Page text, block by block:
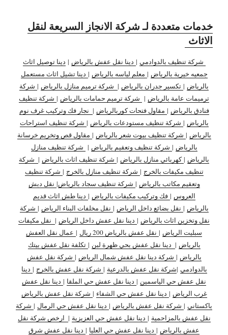
خدمات متعددة لـ شركة الانجاز السريعة لنقل
الاثاث
شركة تنظيف بالدوادمي | دينا نقل عفش بالرياض | دينا توصيل اثاث
جمعيه خيرية بالرياض | معلم لياسه بالرياض | دينا تشيل اثاث مستعمل
بالرياض | تكسير جدران بالرياض | شركة ترميم منازل بالرياض | شركة
ترميمات عامة بالرياض | شركة ترميم حمامات بالرياض | شركة تنظيف
فنادق بالرياض | مقاول فتحات كوربالرياض | نجار فك وتركيب غرف نوم
بالرياض | شركة تنظيف مستودعات بالرياض | شركة تنظيف استراحات
بالرياض | شركة تنظيف بيوت شعر بالرياض | مقاول قص وتخريم خرسانة
بالرياض | شركة تنظيف وتعقيم بالرياض | شركة تنظيف منازل
بالرياض | كهربائي منازل بالرياض | شركة تنظيف اثاث بالرياض | شركة
تنظيف مكيفات بالخرج | شركة تنظيف منازل بالخرج | شركة تنظيف
وتعقيم مكاتب بالرياض | شركة تنظيف سجاد بالرياض| نقل دبش
العروس | فك وتركيب مكيفات بالرياض | دينا طش اثاث قديم
بالرياض | نقل بضائع داخل الرياض | نقل مخلفات البناء الرياض | شركة
نقل وتخزين اثاث بالرياض | دينا نقل عفش داخل الرياض | نقل مكيفات
سبليت الرياض | نقل عفش بالرياض 200 ريال | عمال نقل العفش
بالرياض | دينا نقل عفش بحي ظهرة لبن | تكلفة نقل عفش بيتك
بالرياض | شركة دينا نقل عفش شمال الرياض | شركة نقل عفش
بالدوادمي |شركة نقل عفش بالدرعية | شركة نقل عفش بالخرج | دينا
نقل عفش حي الياسمين | دينا نقل عفش حي الملقا | دينا نقل عفش
غرب الرياض | دينا نقل عفش حي الشفاء | شركة نقل عفش بالرياض
باكستاني | شركة نقل عفش بالرياض | دينا نقل عفش حي الرمال | شركة
نقل عفش بالمزاحمية | دينا نقل عفش حي العزيزية | ارخص شركة نقل
عفش بالرياض | دينا نقل عفش حي العليا | دينا نقل عفش شرق